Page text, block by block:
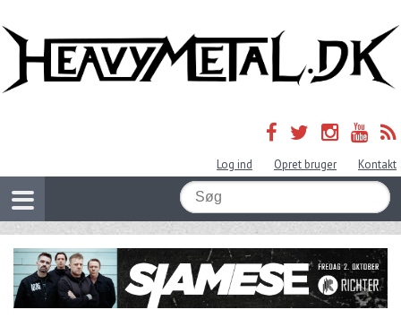
Log ind Opret bruger Kontakt